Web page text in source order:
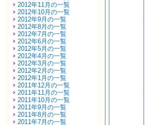
2012年11月の一覧
2012年10月の一覧
2012年9月の一覧
2012年8月の一覧
2012年7月の一覧
2012年6月の一覧
2012年5月の一覧
2012年4月の一覧
2012年3月の一覧
2012年2月の一覧
2012年1月の一覧
2011年12月の一覧
2011年11月の一覧
2011年10月の一覧
2011年9月の一覧
2011年8月の一覧
2011年7月の一覧